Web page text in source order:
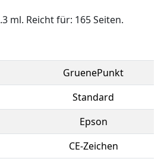
ml. Reicht für: 165 Seiten.
GruenePunkt
Standard
Epson
CE-Zeichen